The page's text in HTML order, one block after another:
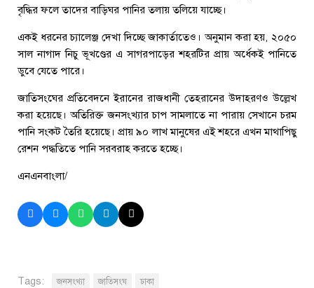
বৃদ্ধির ফলে তাদের বাড়িঘর পানির তলায় তলিয়ে যাচ্ছে।
একই ধরনের চ্যালেঞ্জ দেখা দিচ্ছে জাকার্তাতেও। অনুমান করা হয়, ২০৫০
সাল নাগাদ নিচু ভূখণ্ডের এ সাগরপাড়ের শহরটির প্রায় অর্ধেকই পানিতে
ডুবে যেতে পারে।
জাতিসংঘের প্রতিবেদনে ইরানের রাজধানী তেহরানের উদাহরণও উল্লেখ
করা হয়েছে। অতিরিক্ত জনসংখ্যার চাপ সামলাতে না পারায় সেখানে চরম
পানি সংকট তৈরি হয়েছে। প্রায় ৯০ লাখ মানুষের এই শহরে এখন মাথাপিছু
রেশন পদ্ধতিতে পানি সরবরাহ করতে হচ্ছে।
এনএনবাংলা/
Tags: জনসংখ্যা জাতিসংঘ ঢাকা